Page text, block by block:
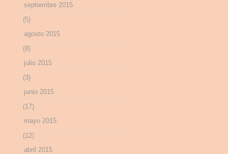
septiembre 2015
(5)
agosto 2015
(8)
julio 2015
(3)
junio 2015
(17)
mayo 2015
(12)
abril 2015